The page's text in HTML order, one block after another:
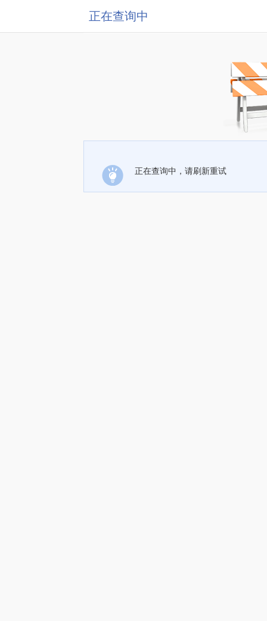
正在查询中
正在查询中，请刷新重试